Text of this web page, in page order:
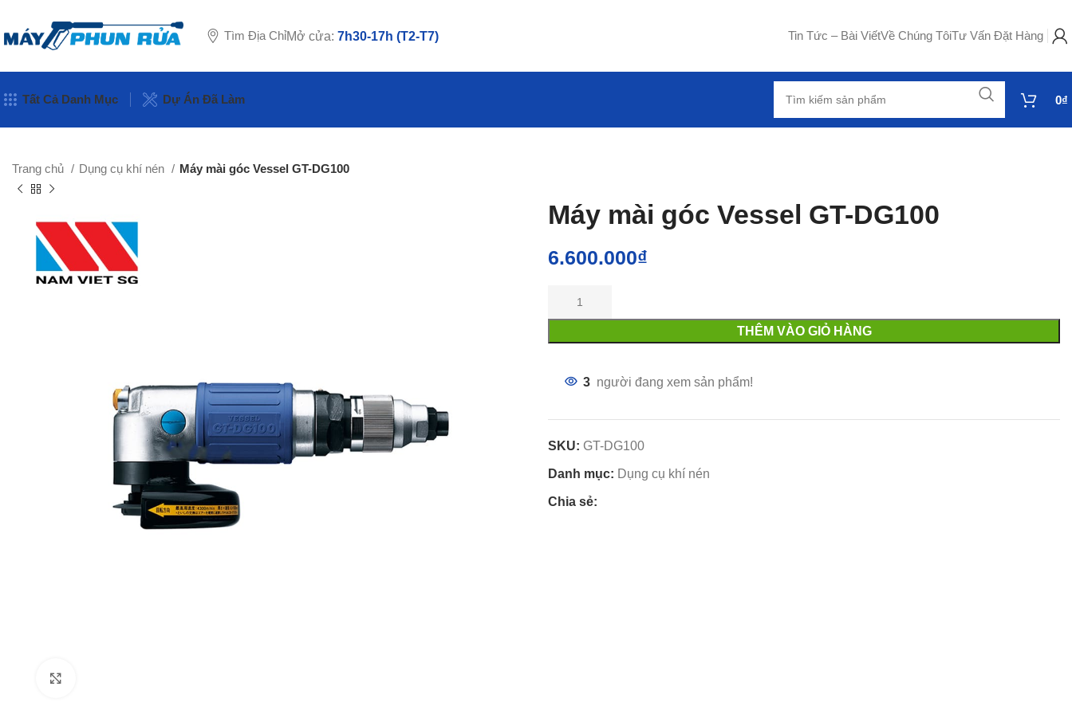
Tìm Địa ChỉMở cửa: 7h30-17h (T2-T7) Tin Tức – Bài ViếtVề Chúng TôiTư Vấn Đặt Hàng
Tất Cả Danh Mục Dự Án Đã Làm 0₫
Trang chủ Dụng cụ khí nén Máy mài góc Vessel GT-DG100
Máy mài góc Vessel GT-DG100
6.600.000₫
THÊM VÀO GIỎ HÀNG
3 người đang xem sản phẩm!
SKU: GT-DG100
Danh mục: Dụng cụ khí nén
Chia sẻ: